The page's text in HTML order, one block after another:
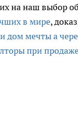
на наш выбор
в мире,
дом мечты а
при